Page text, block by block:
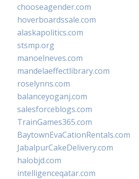
chooseagender.com
hoverboardssale.com
alaskapolitics.com
stsmp.org
manoelneves.com
mandelaeffectlibrary.com
roselynns.com
balanceyoganj.com
salesforceblogs.com
TrainGames365.com
BaytownEvaCationRentals.com
JabalpurCakeDelivery.com
halobjd.com
intelligenceqatar.com